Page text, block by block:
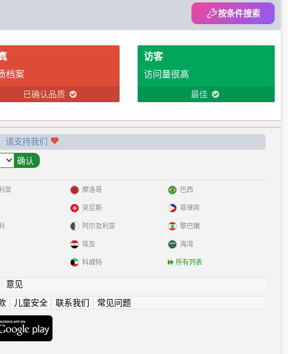
按条件搜索
档案
已确认品质
访客
访问量很高
最佳
请支持我们
亚 摩洛哥
突尼斯
阿尔及利亚
埃及
科威特
巴西
菲律宾
黎巴嫩
海湾
所有列表
意见
儿童安全 联系我们 常见问题